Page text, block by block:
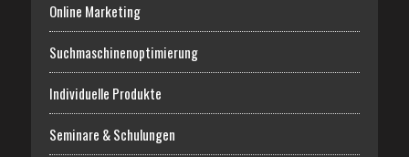
Online Marketing
Suchmaschinenoptimierung
Individuelle Produkte
Seminare & Schulungen